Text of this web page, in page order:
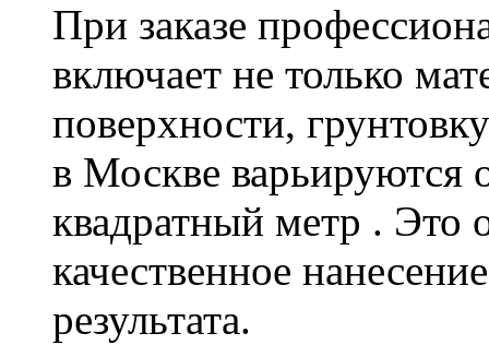
При заказе
включает не только
поверхности,
в Москве варьируются
квадратный метр . Это
качественное
результата.